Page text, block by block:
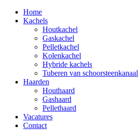
Home
Kachels
Houtkachel
Gaskachel
Pelletkachel
Kolenkachel
Hybride kachels
Tuberen van schoorsteenkanaal
Haarden
Houthaard
Gashaard
Pellethaard
Vacatures
Contact